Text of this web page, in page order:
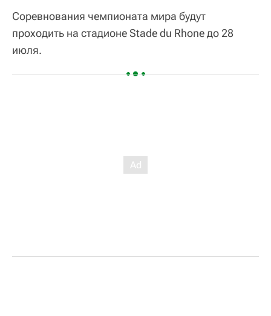
Соревнования чемпионата мира будут
проходить на стадионе Stade du Rhone до 28
июля.